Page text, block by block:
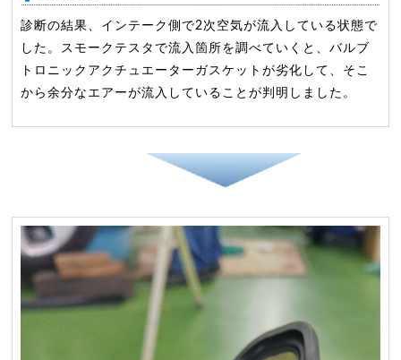
診断の結果、インテーク側で2次空気が流入している状態で
した。スモークテスタで流入箇所を調べていくと、バルブ
トロニックアクチュエーターガスケットが劣化して、そこ
から余分なエアーが流入していることが判明しました。